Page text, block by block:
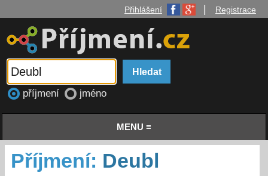
Přihlášení Registrace
příjmení jméno
MENU ≡
Příjmení: Deubl